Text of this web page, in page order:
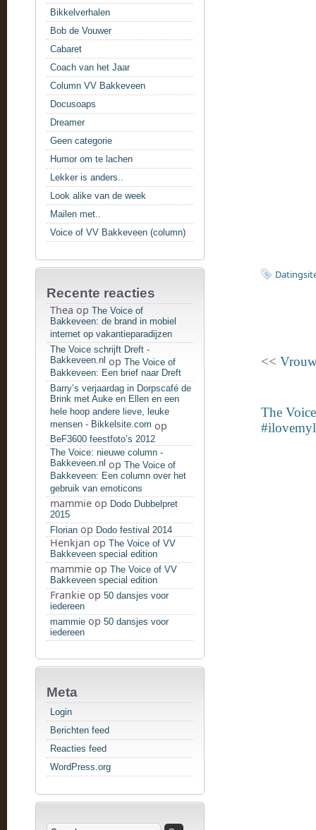
Bikkelverhalen
Bob de Vouwer
Cabaret
Coach van het Jaar
Column VV Bakkeveen
Docusoaps
Dreamer
Geen categorie
Humor om te lachen
Lekker is anders..
Look alike van de week
Mailen met..
Voice of VV Bakkeveen (column)
Recente reacties
Thea op The Voice of
Bakkeveen: de brand in mobiel
internet op vakantieparadijzen
The Voice schrijft Dreft -
Bakkeveen.nl op The Voice of
Bakkeveen: Een brief naar Dreft
Barry’s verjaardag in Dorpscafé de
Brink met Auke en Ellen en een
hele hoop andere lieve, leuke
mensen - Bikkelsite.com op
BeF3600 feestfoto’s 2012
The Voice: nieuwe column -
Bakkeveen.nl op The Voice of
Bakkeveen: Een column over het
gebruik van emoticons
mammie op Dodo Dubbelpret
2015
Florian op Dodo festival 2014
Henkjan op The Voice of VV
Bakkeveen special edition
mammie op The Voice of VV
Bakkeveen special edition
Frankie op 50 dansjes voor
iedereen
mammie op 50 dansjes voor
iedereen
Meta
Login
Berichten feed
Reacties feed
WordPress.org
<<
The